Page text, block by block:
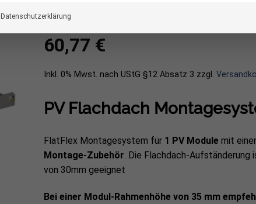
60,77 €
Inkl. 0% Mwst. nach UStG §12 Absatz 3 zzgl.
PV Flachdach
FlatFlex Montagesystem für 1 PV Module mit
Montage-Zubehör . Die Flachdach-
von 30mm geeignet
Bei einer Modul-Rahmenhöhe von 35 mm
Datenschutzerklärung